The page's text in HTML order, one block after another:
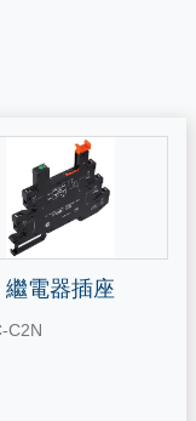
繼電器插座
C2N